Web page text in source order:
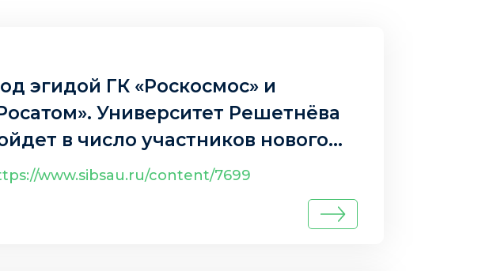
эгидой ГК «Роскосмос» и
Университет Решетнёва
в число участников нового
образовательного кластера в
www.sibsau.ru/content/7699